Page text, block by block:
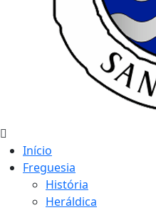
Início
Freguesia
História
Heráldica